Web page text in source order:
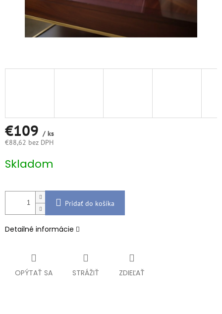
€109 / ks
€88,62 bez DPH
cena:
Skladom
Pridať do košíka
Detailné informácie
OPÝTAŤ SA STRÁŽIŤ ZDIEĽAŤ